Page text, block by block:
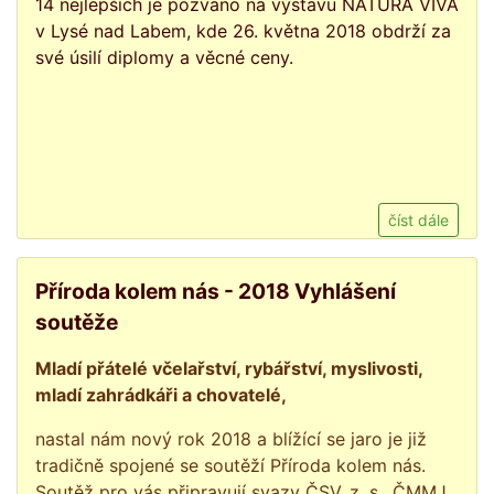
14 nejlepších je pozváno na výstavu NATURA VIVA
v Lysé nad Labem, kde 26. května 2018 obdrží za
své úsilí diplomy a věcné ceny.
číst dále
Příroda kolem nás - 2018 Vyhlášení
soutěže
Mladí přátelé včelařství, rybářství, myslivosti,
mladí zahrádkáři a chovatelé,
nastal nám nový rok 2018 a blížící se jaro je již
tradičně spojené se soutěží Příroda kolem nás.